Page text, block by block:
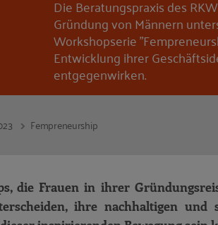
Die Beratungspraxis des
Gründung von Männern
Workshopserie
Entwicklung ihrer
entgegenwirken.
Fempreneurship
die Frauen in ihrer
ihre nachhaltigen